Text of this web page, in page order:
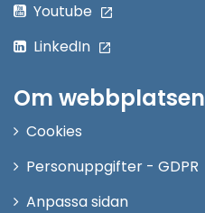
Youtube
LinkedIn
Om webbplatsen
Cookies
Personuppgifter - GDPR
Anpassa sidan